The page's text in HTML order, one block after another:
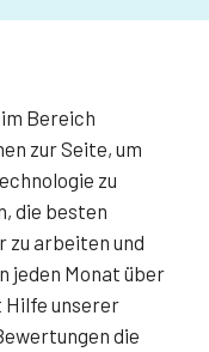
Bereich
zur Seite, um
zu
die besten
zu arbeiten und
jeden Monat über
Hilfe unserer
die